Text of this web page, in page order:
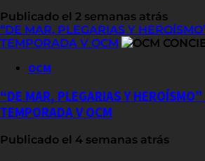
Publicado el 2 semanas atrás
“DE MAR, PLEGARIAS Y
TEMPORADA V OCM
OCM
“DE MAR, PLEGARIAS Y
TEMPORADA V OCM
Publicado el 4 semanas atrás